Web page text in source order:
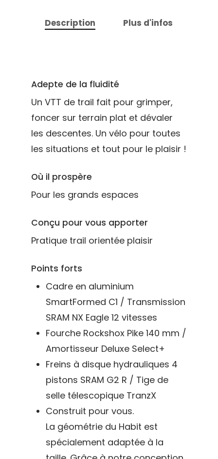
Description Plus d'infos
Adepte de la fluidité
Un VTT de trail fait pour grimper,
foncer sur terrain plat et dévaler
les descentes. Un vélo pour toutes
les situations et tout pour le plaisir !
Où il prospère
Pour les grands espaces
Conçu pour vous apporter
Pratique trail orientée plaisir
Points forts
Cadre en aluminium
SmartFormed C1 / Transmission
SRAM NX Eagle 12 vitesses
Fourche Rockshox Pike 140 mm /
Amortisseur Deluxe Select+
Freins à disque hydrauliques 4
pistons SRAM G2 R / Tige de
selle télescopique TranzX
Construit pour vous.
La géométrie du Habit est
spécialement adaptée à la
Location
Boutique